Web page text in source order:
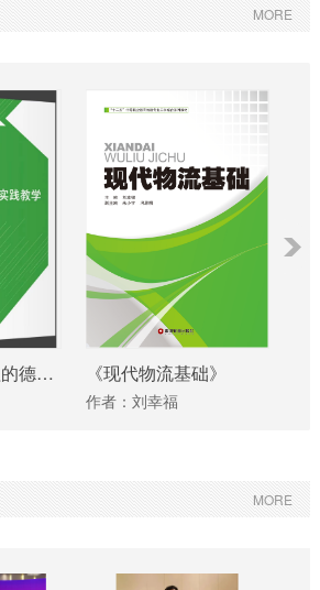
MORE
《基于工作过程的德技创融合模拟实践教学》 《现代物流基础》
作者：刘幸福
MORE